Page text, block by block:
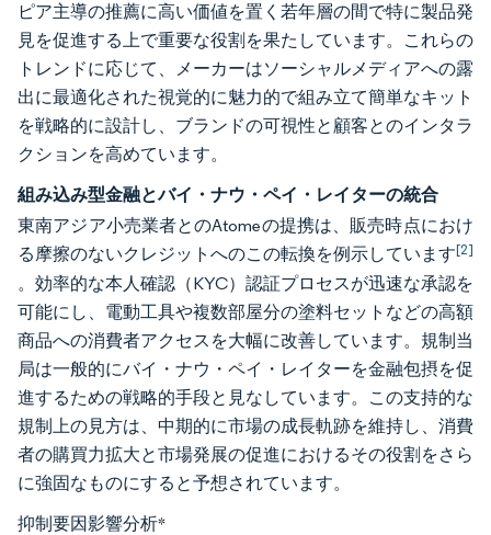
ピア主導の推薦に高い価値を置く若年層の間で特に製品発
見を促進する上で重要な役割を果たしています。これらの
トレンドに応じて、メーカーはソーシャルメディアへの露
出に最適化された視覚的に魅力的で組み立て簡単なキット
を戦略的に設計し、ブランドの可視性と顧客とのインタラ
クションを高めています。
組み込み型金融とバイ・ナウ・ペイ・レイターの統合
東南アジア小売業者とのAtomeの提携は、販売時点におけ
る摩擦のないクレジットへのこの転換を例示しています[2]
。効率的な本人確認（KYC）認証プロセスが迅速な承認を
可能にし、電動工具や複数部屋分の塗料セットなどの高額
商品への消費者アクセスを大幅に改善しています。規制当
局は一般的にバイ・ナウ・ペイ・レイターを金融包摂を促
進するための戦略的手段と見なしています。この支持的な
規制上の見方は、中期的に市場の成長軌跡を維持し、消費
者の購買力拡大と市場発展の促進におけるその役割をさら
に強固なものにすると予想されています。
抑制要因影響分析*